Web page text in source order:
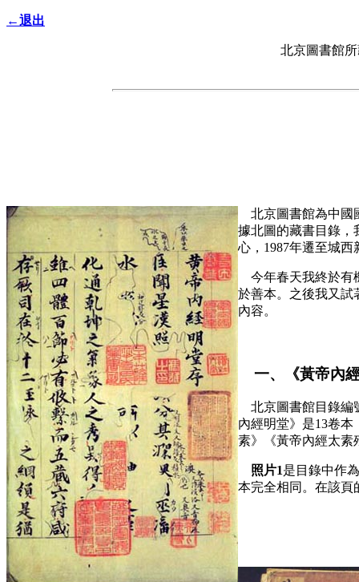
←退出
北京圖書館
北京圖書館為中國
據北圖的藏書目錄，
心，1987年遷至城
今年春天我終於有
於善本。之後我又試
內容。
一、《黃帝內
北京圖書館目錄編
內經明堂》是13卷
素》《黃帝內經太素
照片1是目錄中作
本完全相同。在該頁